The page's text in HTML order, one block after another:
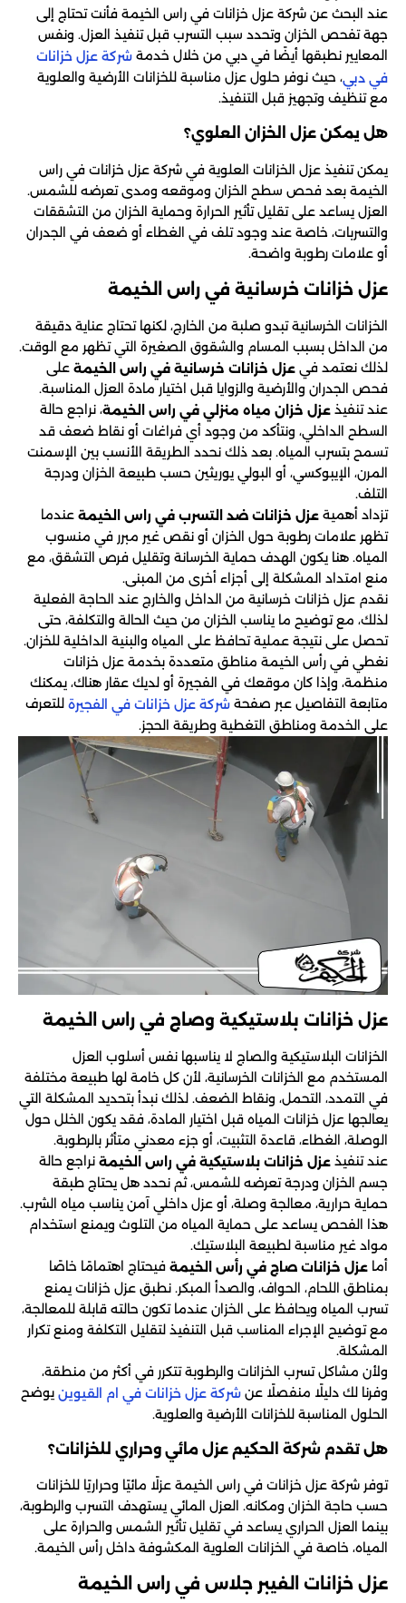
عند البحث عن شركة عزل خزانات في راس الخيمة فأنت تحتاج إلى
جهة تفحص الخزان وتحدد سبب التسرب قبل تنفيذ العزل. ونفس
المعايير نطبقها أيضًا في دبي من خلال خدمة شركة عزل خزانات
في دبي، حيث نوفر حلول عزل مناسبة للخزانات الأرضية والعلوية
مع تنظيف وتجهيز قبل التنفيذ.
هل يمكن عزل الخزان العلوي؟
يمكن تنفيذ عزل الخزانات العلوية في شركة عزل خزانات في راس
الخيمة بعد فحص سطح الخزان وموقعه ومدى تعرضه للشمس.
العزل يساعد على تقليل تأثير الحرارة وحماية الخزان من التشققات
والتسربات، خاصة عند وجود تلف في الغطاء أو ضعف في الجدران
أو علامات رطوبة واضحة.
عزل خزانات خرسانية في راس الخيمة
الخزانات الخرسانية تبدو صلبة من الخارج، لكنها تحتاج عناية دقيقة
من الداخل بسبب المسام والشقوق الصغيرة التي تظهر مع الوقت.
لذلك نعتمد في عزل خزانات خرسانية في راس الخيمة على
فحص الجدران والأرضية والزوايا قبل اختيار مادة العزل المناسبة.
عند تنفيذ عزل خزان مياه منزلي في راس الخيمة، نراجع حالة
السطح الداخلي، ونتأكد من وجود أي فراغات أو نقاط ضعف قد
تسمح بتسرب المياه. بعد ذلك نحدد الطريقة الأنسب بين الإسمنت
المرن، الإيبوكسي، أو البولي يوريثين حسب طبيعة الخزان ودرجة
التلف.
تزداد أهمية عزل خزانات ضد التسرب في راس الخيمة عندما
تظهر علامات رطوبة حول الخزان أو نقص غير مبرر في منسوب
المياه. هنا يكون الهدف حماية الخرسانة وتقليل فرص التشقق، مع
منع امتداد المشكلة إلى أجزاء أخرى من المبنى.
نقدم عزل خزانات خرسانية من الداخل والخارج عند الحاجة الفعلية
لذلك، مع توضيح ما يناسب الخزان من حيث الحالة والتكلفة، حتى
تحصل على نتيجة عملية تحافظ على المياه والبنية الداخلية للخزان.
نغطي في رأس الخيمة مناطق متعددة بخدمة عزل خزانات
منظمة، وإذا كان موقعك في الفجيرة أو لديك عقار هناك، يمكنك
متابعة التفاصيل عبر صفحة شركة عزل خزانات في الفجيرة للتعرف
على الخدمة ومناطق التغطية وطريقة الحجز.
عزل خزانات بلاستيكية وصاج في راس الخيمة
الخزانات البلاستيكية والصاج لا يناسبها نفس أسلوب العزل
المستخدم مع الخزانات الخرسانية، لأن كل خامة لها طبيعة مختلفة
في التمدد، التحمل، ونقاط الضعف. لذلك نبدأ بتحديد المشكلة التي
يعالجها عزل خزانات المياه قبل اختيار المادة، فقد يكون الخلل حول
الوصلة، الغطاء، قاعدة التثبيت، أو جزء معدني متأثر بالرطوبة.
عند تنفيذ عزل خزانات بلاستيكية في راس الخيمة نراجع حالة
جسم الخزان ودرجة تعرضه للشمس، ثم نحدد هل يحتاج طبقة
حماية حرارية، معالجة وصلة، أو عزل داخلي آمن يناسب مياه الشرب.
هذا الفحص يساعد على حماية المياه من التلوث ويمنع استخدام
مواد غير مناسبة لطبيعة البلاستيك.
أما عزل خزانات صاج في رأس الخيمة فيحتاج اهتمامًا خاصًا
بمناطق اللحام، الحواف، والصدأ المبكر. نطبق عزل خزانات يمنع
تسرب المياه ويحافظ على الخزان عندما تكون حالته قابلة للمعالجة،
مع توضيح الإجراء المناسب قبل التنفيذ لتقليل التكلفة ومنع تكرار
المشكلة.
ولأن مشاكل تسرب الخزانات والرطوبة تتكرر في أكثر من منطقة،
وفرنا لك دليلًا منفصلًا عن شركة عزل خزانات في ام القيوين يوضح
الحلول المناسبة للخزانات الأرضية والعلوية.
هل تقدم شركة الحكيم عزل مائي وحراري للخزانات؟
توفر شركة عزل خزانات في راس الخيمة عزلًا مائيًا وحراريًا للخزانات
حسب حاجة الخزان ومكانه. العزل المائي يستهدف التسرب والرطوبة،
بينما العزل الحراري يساعد في تقليل تأثير الشمس والحرارة على
المياه، خاصة في الخزانات العلوية المكشوفة داخل رأس الخيمة.
عزل خزانات الفيبر جلاس في راس الخيمة